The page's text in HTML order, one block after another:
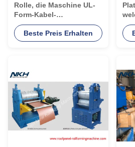
Rolle, die Maschine UL-
Form-Kabel-
Fertigungsstraße bildet
Beste Preis Erhalten
für